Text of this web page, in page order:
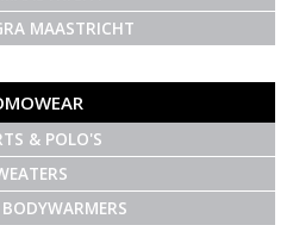
MAASTRICHT
& POLO'S